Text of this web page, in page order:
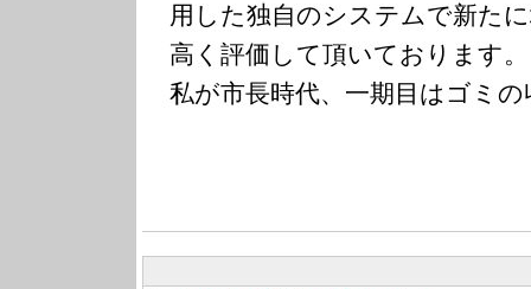
用した独自のシステムで新た
高く評価して頂いております。
私が市長時代、一期目はゴミ